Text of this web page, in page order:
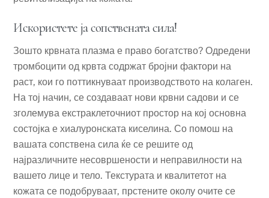
Искористете ја сопствената сила!
Зошто крвната плазма е право богатство? Одредени
тромбоцити од крвта содржат бројни фактори на
раст, кои го поттикнуваат производството на колаген.
На тој начин, се создаваат нови крвни садови и се
зголемува екстраклеточниот простор на кој основна
состојка е хиалуронската киселина. Со помош на
вашата сопствена сила ќе се решите од
најразличните несовршености и неправилности на
вашето лице и тело. Текстурата и квалитетот на
кожата се подобруваат, прстените околу очите се